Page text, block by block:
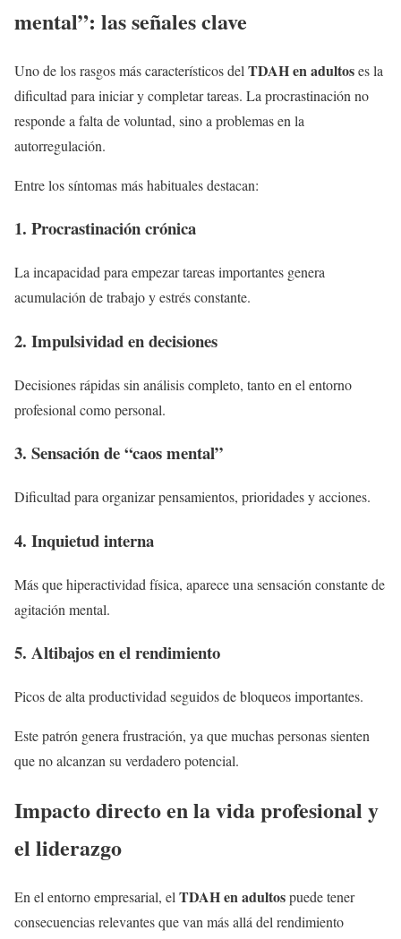
mental”: las señales clave
Uno de los rasgos más característicos del TDAH en adultoses la
dificultad para iniciar y completar tareas. La procrastinación no
responde a falta de voluntad, sino a problemas en la
autorregulación.
Entre los síntomas más habituales destacan:
1. Procrastinación crónica
La incapacidad para empezar tareas importantes genera
acumulación de trabajo y estrés constante.
2. Impulsividad en decisiones
Decisiones rápidas sin análisis completo, tanto en el entorno
profesional como personal.
3. Sensación de “caos mental”
Dificultad para organizar pensamientos, prioridades y acciones.
4. Inquietud interna
Más que hiperactividad física, aparece una sensación constante de
agitación mental.
5. Altibajos en el rendimiento
Picos de alta productividad seguidos de bloqueos importantes.
Este patrón genera frustración, ya que muchas personas sienten
que no alcanzan su verdadero potencial.
Impacto directo en la vida profesional y
el liderazgo
En el entorno empresarial, el TDAH en adultospuede tener
consecuencias relevantes que van más allá del rendimiento